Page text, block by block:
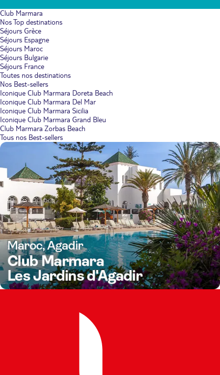
Club Marmara
Nos Top destinations
Séjours Grèce
Séjours Espagne
Séjours Maroc
Séjours Bulgarie
Séjours France
Toutes nos destinations
Nos Best-sellers
Iconique Club Marmara Doreta Beach
Iconique Club Marmara Del Mar
Iconique Club Marmara Sicilia
Iconique Club Marmara Grand Bleu
Club Marmara Zorbas Beach
Tous nos Best-sellers